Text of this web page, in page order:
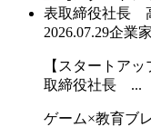
2026.07.29企業
【スタートア
取締役社長 ...
ゲーム×教育ブ